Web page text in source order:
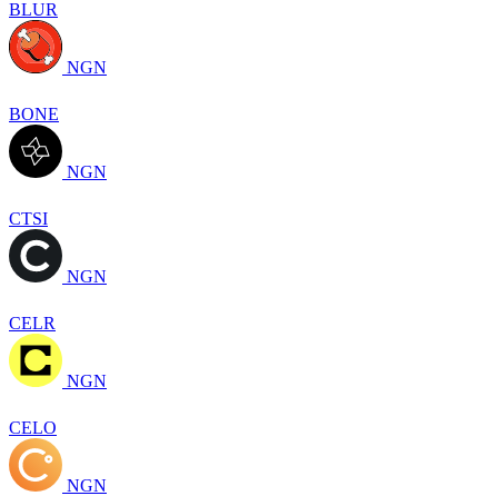
BLUR
NGN
BONE
NGN
CTSI
NGN
CELR
NGN
CELO
NGN